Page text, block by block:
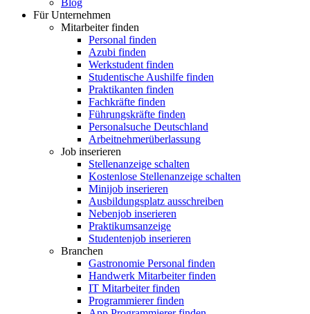
Blog
Für Unternehmen
Mitarbeiter finden
Personal finden
Azubi finden
Werkstudent finden
Studentische Aushilfe finden
Praktikanten finden
Fachkräfte finden
Führungskräfte finden
Personalsuche Deutschland
Arbeitnehmerüberlassung
Job inserieren
Stellenanzeige schalten
Kostenlose Stellenanzeige schalten
Minijob inserieren
Ausbildungsplatz ausschreiben
Nebenjob inserieren
Praktikumsanzeige
Studentenjob inserieren
Branchen
Gastronomie Personal finden
Handwerk Mitarbeiter finden
IT Mitarbeiter finden
Programmierer finden